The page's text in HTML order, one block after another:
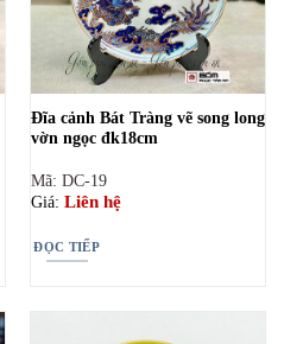
Đĩa cảnh Bát Tràng vẽ song long
vờn ngọc đk18cm
Mã: DC-19
Giá: Liên hệ
ĐỌC TIẾP